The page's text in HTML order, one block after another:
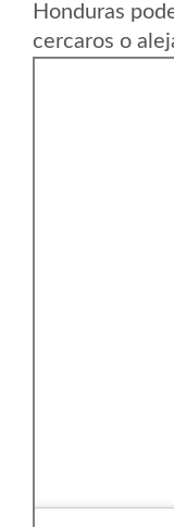
Honduras
cercaros o